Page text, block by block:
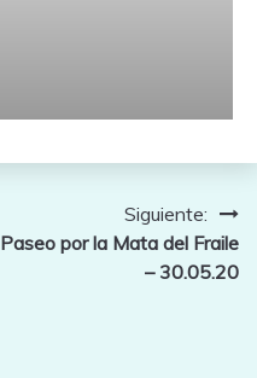
Siguiente:
Paseo por la Mata del Fraile
– 30.05.20